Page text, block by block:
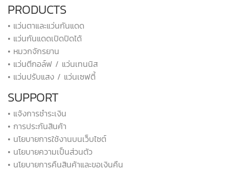
PRODUCTS
• แว่นตาและแว่นกันแดด
• แว่นกันแดดเปิดปิดได้
• หมวกจักรยาน
• แว่นตีกอล์ฟ / แว่นเทนนิส
• แว่นปรับแสง / แว่นเซฟตี้
SUPPORT
• แจ้งการชำระเงิน
• การประกันสินค้า
• นโยบายการใช้งานบนเว็บไซต์
• นโยบายความเป็นส่วนตัว
• นโยบายการคืนสินค้าและขอเงินคืน